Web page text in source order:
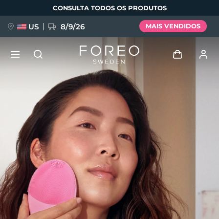
principal
CONSULTA TODOS OS PRODUTOS
US 8/9/26 MAIS VENDIDOS
Perfil de usuário
Meus aparelhos
Meus pedidos
Meus endereços
As minhas subscrições
NOVIDADE
FAQ™ Pure Beauty-Tech Elixir
BREAKING NEWS
issa™ Teeth Whitening Set
Idioma
English Deutsch
Español
Français
Italiano
Português
Polski
Svenska
Русский
Türkçe
简体中文 繁體中文